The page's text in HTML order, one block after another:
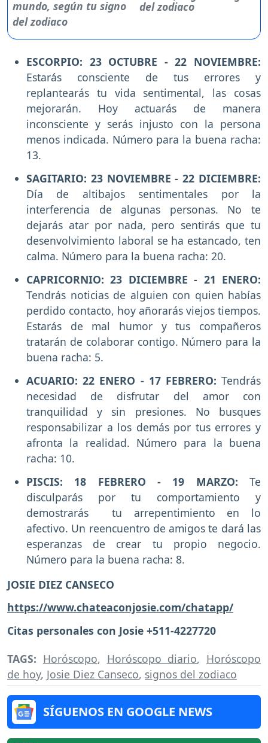
del zodiaco
ESCORPIO: 23 OCTUBRE - 22 NOVIEMBRE:
Estarás consciente de tus errores y
replantearás tu vida sentimental, las cosas
mejorarán. Hoy actuarás de manera
inconsciente y serás injusto con la persona
menos indicada. Número para la buena racha:
13.
SAGITARIO: 23 NOVIEMBRE - 22 DICIEMBRE:
Día de altibajos sentimentales por la
interferencia de algunas personas. No te
dejarás atar por nada, pero sentirás que tu
desenvolvimiento laboral se ha estancado, ten
calma. Número para la buena racha: 20.
CAPRICORNIO: 23 DICIEMBRE - 21 ENERO:
Tendrás noticias de alguien con quien habías
perdido contacto, hoy añorarás viejos tiempos.
Estarás de mal humor y tus compañeros
tratarán de colaborar contigo. Número para la
buena racha: 5.
ACUARIO: 22 ENERO - 17 FEBRERO: Tendrás
necesidad de disfrutar del amor con
tranquilidad y sin presiones. No busques
responsabilizar a los demás por tus errores y
afronta la realidad. Número para la buena
racha: 10.
PISCIS: 18 FEBRERO - 19 MARZO: Te
disculparás por tu comportamiento y
demostrarás tu arrepentimiento en lo
afectivo. Un reencuentro de amigos te dará las
esperanzas de crear tu propio negocio.
Número para la buena racha: 8.
JOSIE DIEZ CANSECO
https://www.chateaconjosie.com/chatapp/
Citas personales con Josie +511-4227720
TAGS: Horóscopo, Horóscopo diario, Horóscopo
de hoy, Josie Diez Canseco, signos del zodiaco
SÍGUENOS EN GOOGLE NEWS